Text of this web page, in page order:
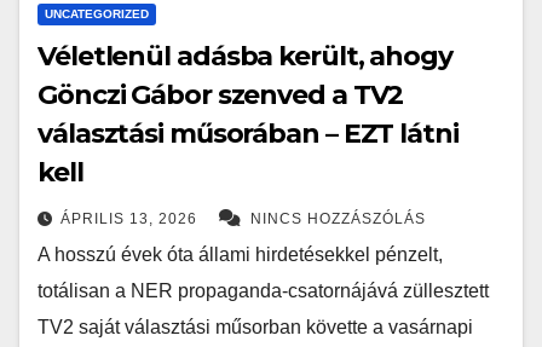
UNCATEGORIZED
Véletlenül adásba került, ahogy
Gönczi Gábor szenved a TV2
választási műsorában – EZT látni
kell
ÁPRILIS 13, 2026 NINCS HOZZÁSZÓLÁS
A hosszú évek óta állami hirdetésekkel pénzelt,
totálisan a NER propaganda-csatornájává züllesztett
TV2 saját választási műsorban követte a vasárnapi